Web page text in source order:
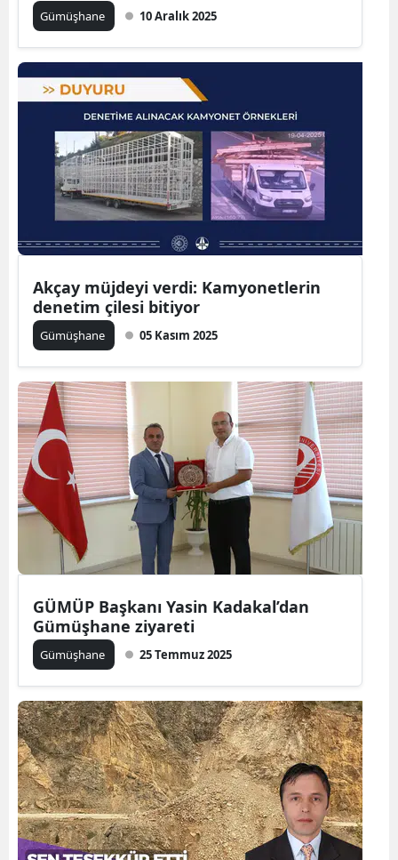
Gümüşhane 10 Aralık 2025
Akçay müjdeyi verdi: Kamyonetlerin
denetim çilesi bitiyor
Gümüşhane 05 Kasım 2025
GÜMÜP Başkanı Yasin Kadakal’dan
Gümüşhane ziyareti
Gümüşhane 25 Temmuz 2025